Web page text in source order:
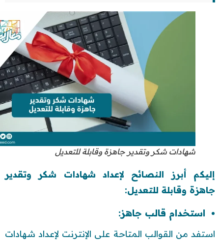
شهادات شكر وتقدير جاهزة وقابلة للتعديل
إليكم أبرز النصائح لإعداد شهادات شكر وتقدير
جاهزة وقابلة للتعديل:
استخدام قالب جاهز:
استفد من القوالب المتاحة على الإنترنت لإعداد شهادات